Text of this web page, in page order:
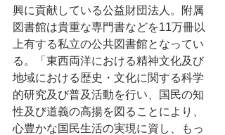
興に貢献している公益財団法人。附属
図書館は貴重な専門書などを11万冊以
上有する私立の公共図書館となってい
る。「東西両洋における精神文化及び
地域における歴史・文化に関する科学
的研究及び普及活動を行い、国民の知
性及び道義の高揚を図ることにより、
心豊かな国民生活の実現に資し、もっ